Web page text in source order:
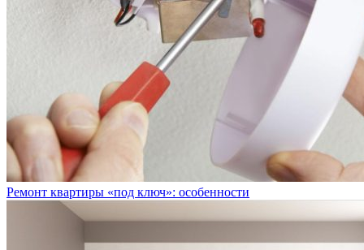
Ремонт квартиры «под ключ»: особенности